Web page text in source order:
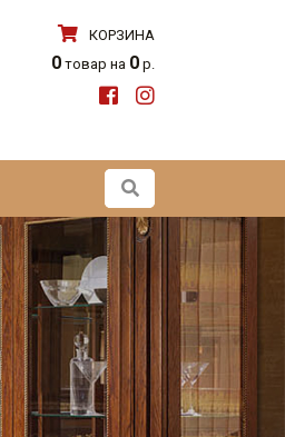
КОРЗИНА
0 товар на 0 р.